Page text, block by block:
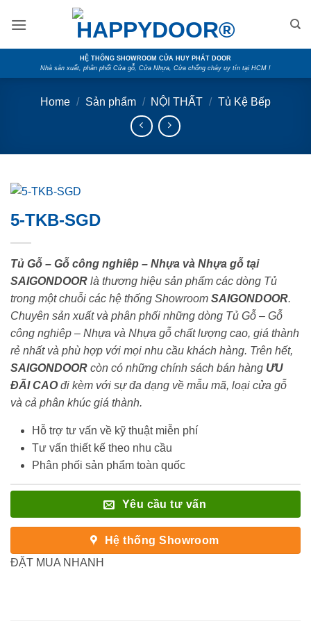
HỆ THỐNG SHOWROOM CỬA HUY PHÁT DOOR
Nhà sản xuất, phân phối Cửa gỗ, Cửa Nhựa, Cửa chống cháy uy tín tại HCM !
Home / Sản phẩm / NỘI THẤT / Tủ Kệ Bếp
5-TKB-SGD
Tủ Gỗ – Gỗ công nghiêp – Nhựa và Nhựa gỗ tại
SAIGONDOOR là thương hiệu sản phẩm các dòng Tủ
trong một chuỗi các hệ thống Showroom SAIGONDOOR.
Chuyên sản xuất và phân phối những dòng Tủ Gỗ – Gỗ
công nghiêp – Nhựa và Nhựa gỗ chất lượng cao, giá thành
rẻ nhất và phù hợp với mọi nhu cầu khách hàng. Trên hết,
SAIGONDOOR còn có những chính sách bán hàng ƯU
ĐÃI CAOđi kèm với sự đa dạng về mẫu mã, loại cửa gỗ
và cả phân khúc giá thành.
Hỗ trợ tư vấn về kỹ thuật miễn phí
Tư vấn thiết kế theo nhu cầu
Phân phối sản phẩm toàn quốc
Yêu cầu tư vấn
Hệ thống Showroom
ĐẶT MUA NHANH